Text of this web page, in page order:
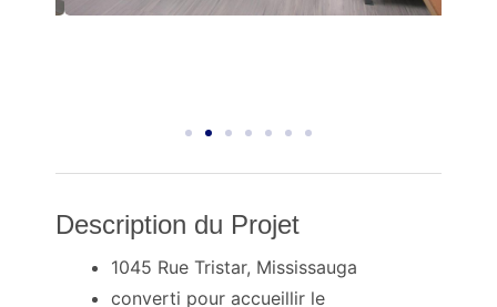
Description du Projet
1045 Rue Tristar, Mississauga
converti pour accueillir le